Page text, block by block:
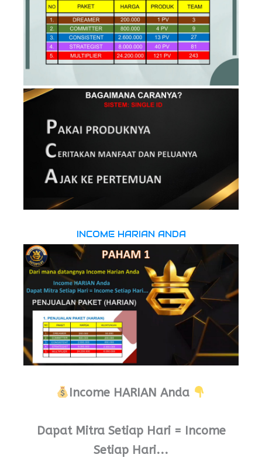
INCOME HARIAN ANDA
Income HARIAN Anda
Dapat Mitra Setiap Hari = Income
Setiap Hari...